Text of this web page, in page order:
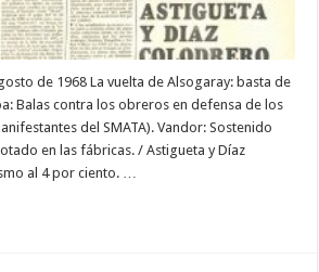
de 1968 La vuelta de Alsogaray: basta de
Balas contra los obreros en defensa de los
del SMATA). Vandor: Sostenido
en las fábricas. / Astigueta y Díaz
al 4 por ciento. …